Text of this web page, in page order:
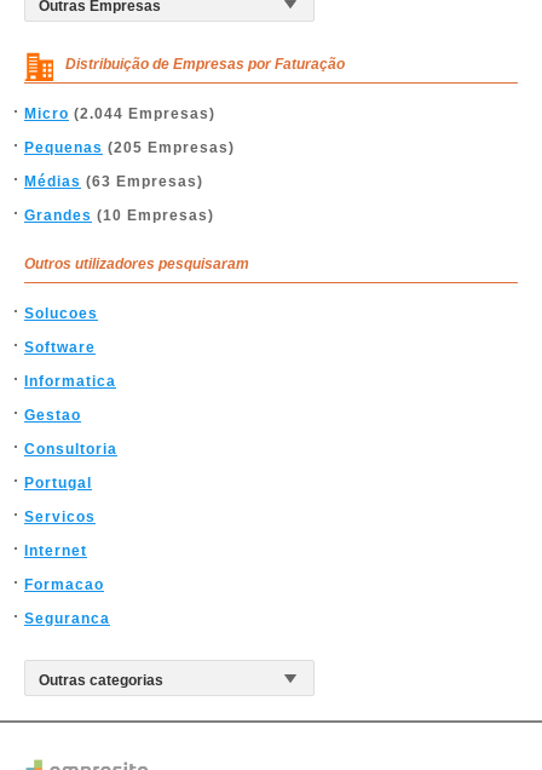
Distribuição de Empresas por Faturação
Micro (2.044 Empresas)
Pequenas (205 Empresas)
Médias (63 Empresas)
Grandes (10 Empresas)
Outros utilizadores pesquisaram
Solucoes
Software
Informatica
Gestao
Consultoria
Portugal
Servicos
Internet
Formacao
Seguranca